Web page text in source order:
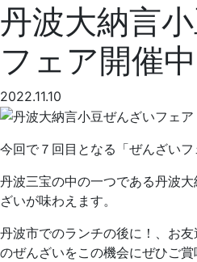
丹波大納言
フェア開催中
2022.11.10
今回で７回目となる「ぜんざいフ
丹波三宝の中の一つである丹波
ざいが味わえます。
丹波市でのランチの後に！、お
のぜんざいをこの機会にぜひご賞